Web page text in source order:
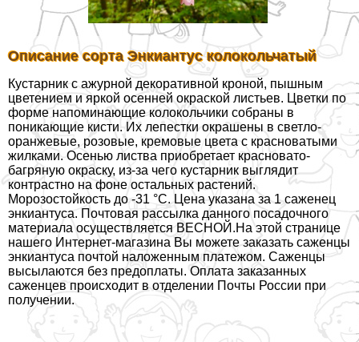
Описание сорта Энкиантус колокольчатый
Кустарник с ажурной декоративной кроной, пышным
цветением и яркой осенней окраской листьев. Цветки по
форме напоминающие колокольчики собраны в
поникающие кисти. Их лепестки окрашены в светло-
оранжевые, розовые, кремовые цвета с красноватыми
жилками. Осенью листва приобретает красновато-
багряную окраску, из-за чего кустарник выглядит
контрастно на фоне остальных растений.
Морозостойкость до -31 °С. Цена указана за 1 саженец
энкиантуса. Почтовая рассылка данного посадочного
материала осуществляется ВЕСНОЙ.На этой странице
нашего Интернет-магазина Вы можете заказать саженцы
энкиантуса почтой наложенным платежом. Саженцы
высылаются без предоплаты. Оплата заказанных
саженцев происходит в отделении Почты России при
получении.